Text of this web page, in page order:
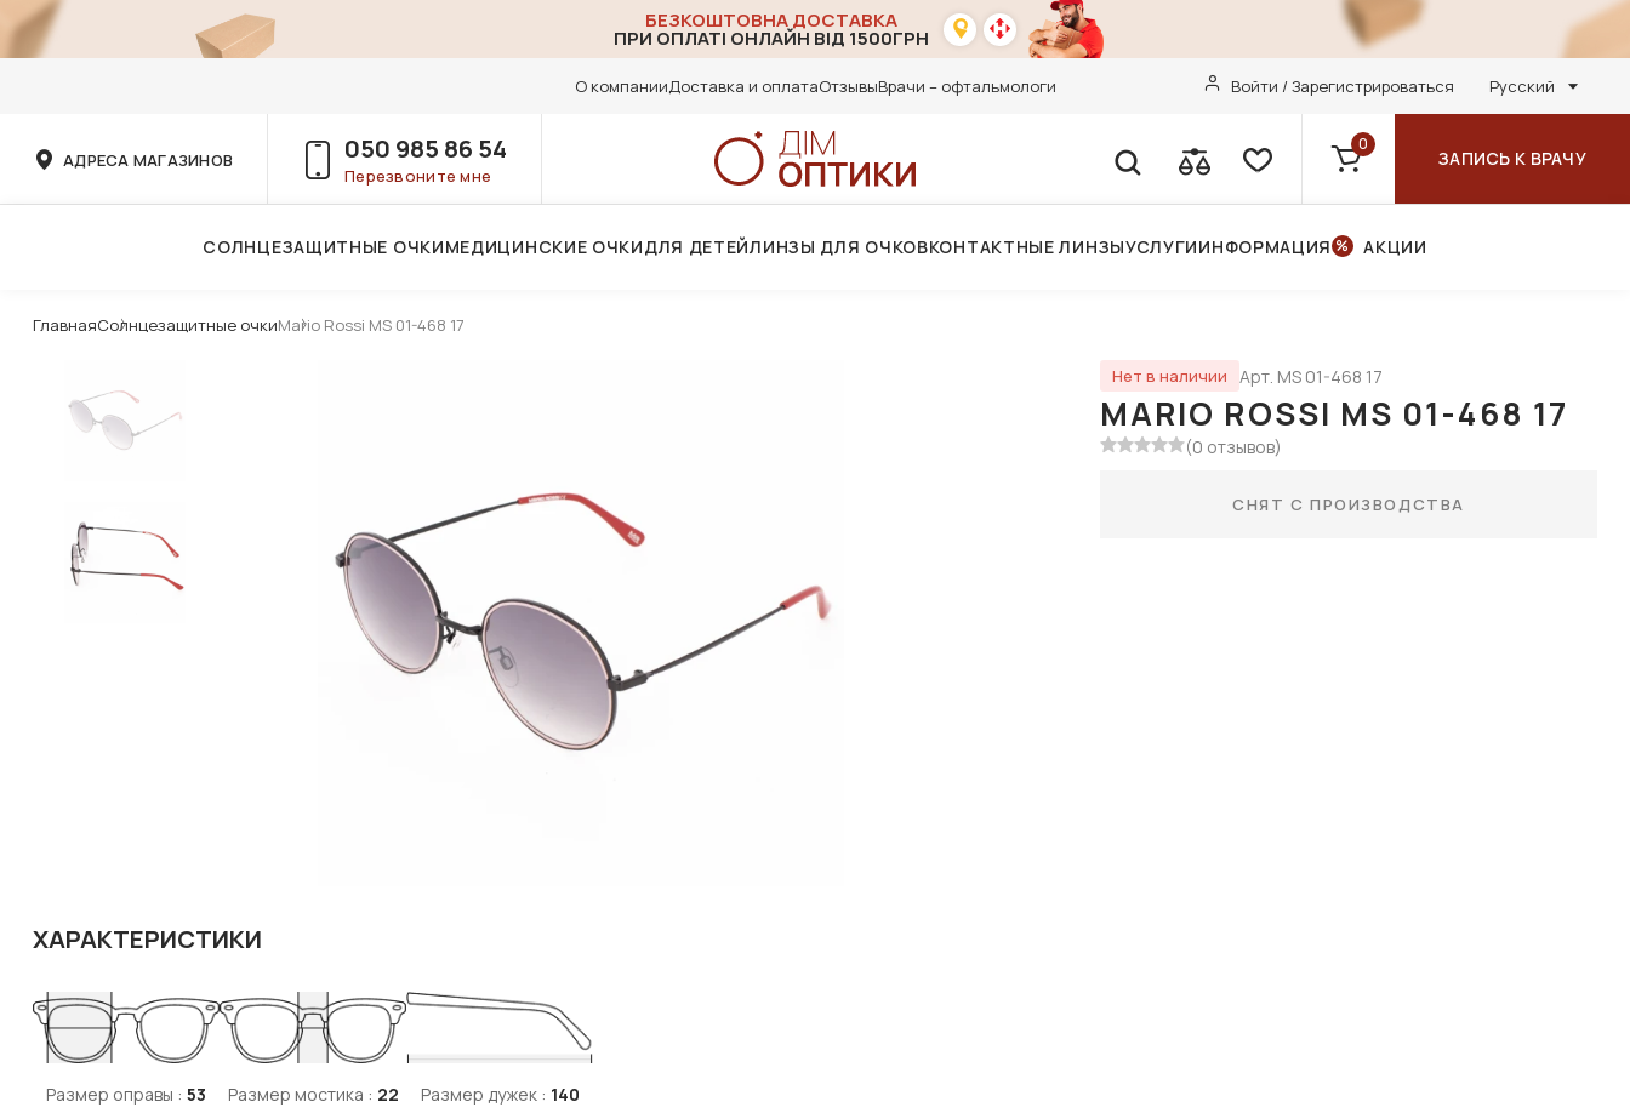
БЕЗКОШТОВНА ДОСТАВКА
ПРИ ОПЛАТІ ОНЛАЙН ВІД 1500ГРН
О компанииДоставка и оплатаОтзывыВрачи – офтальмологи Войти / Зарегистрироваться Русский
АДРЕСА МАГАЗИНОВ 050 985 86 54
Перезвоните мне
0
ЗАПИСЬ К ВРАЧУ
СОЛНЦЕЗАЩИТНЫЕ ОЧКИМЕДИЦИНСКИЕ ОЧКИДЛЯ ДЕТЕЙЛИНЗЫ ДЛЯ ОЧКОВКОНТАКТНЫЕ ЛИНЗЫУСЛУГИИНФОРМАЦИЯ АКЦИИ
ГлавнаяСолнцезащитные очкиMario Rossi MS 01-468 17
Нет в наличии Арт. MS 01-468 17
MARIO ROSSI MS 01-468 17
(0 отзывов)
СНЯТ С ПРОИЗВОДСТВА
ХАРАКТЕРИСТИКИ
Размер оправы : 53 Размер мостика : 22 Размер дужек : 140